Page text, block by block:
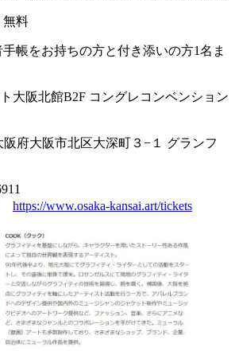
料
お持ちの方と付き添いの方1名ま
大阪北館B2F コングレコンベンション
阪府大阪市北区大深町３−１ グランフ
https://www.osaka-kansai.art/tickets